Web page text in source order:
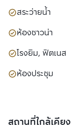
สระว่ายน้ำ
ห้องซาวน่า
โรงยิม, ฟิตเนส
ห้องประชุม
สถานที่ใกล้เคียง